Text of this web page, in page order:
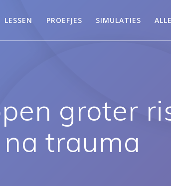
LESSEN PROEFJES SIMULATIES
groter
trauma